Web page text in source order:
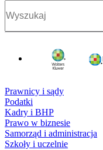
Prawnicy i sądy
Podatki
Kadry i BHP
Prawo w biznesie
Samorząd i administracja
Szkoły i uczelnie